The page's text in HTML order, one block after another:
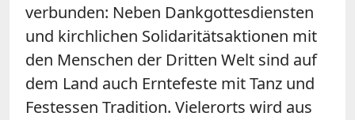
verbunden: Neben Dankgottesdiensten
und kirchlichen Solidaritätsaktionen mit
den Menschen der Dritten Welt sind auf
dem Land auch Erntefeste mit Tanz und
Festessen Tradition. Vielerorts wird aus